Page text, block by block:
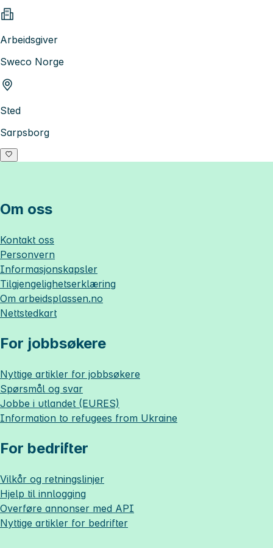
Arbeidsgiver
Sweco Norge
Sted
Sarpsborg
Om oss
Kontakt oss
Personvern
Informasjonskapsler
Tilgjengelighetserklæring
Om arbeidsplassen.no
Nettstedkart
For jobbsøkere
Nyttige artikler for jobbsøkere
Spørsmål og svar
Jobbe i utlandet (EURES)
Information to refugees from Ukraine
For bedrifter
Vilkår og retningslinjer
Hjelp til innlogging
Overføre annonser med API
Nyttige artikler for bedrifter